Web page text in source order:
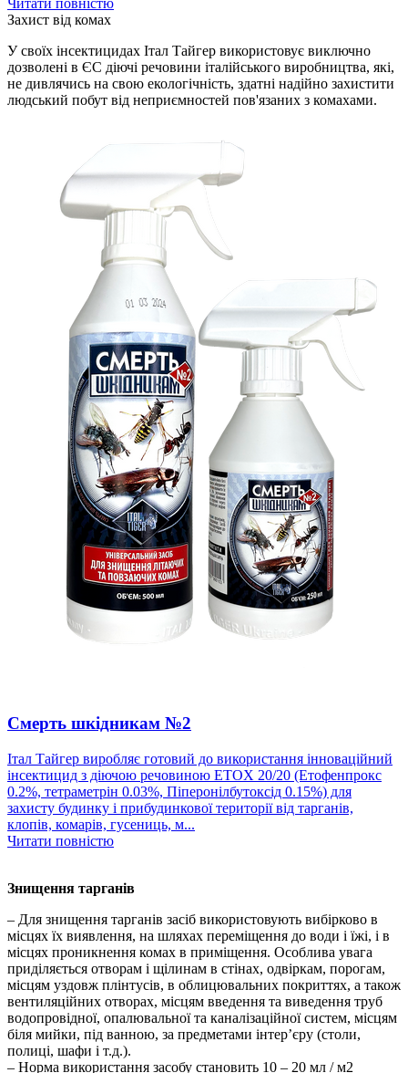
Захист від комах
У своїх інсектицидах Італ Тайгер використовує виключно
дозволені в ЄС діючі речовини італійського виробництва, які,
не дивлячись на свою екологічність, здатні надійно захистити
людський побут від неприємностей пов'язаних з комахами.
Смерть шкідникам №2
Італ Тайгер виробляє готовий до використання інноваційний
інсектицид з діючою речовиною ETOX 20/20 (Етофенпрокс
0.2%, тетраметрін 0.03%, Піперонілбутоксід 0.15%) для
захисту будинку і прибудинкової території від тарганів,
клопів, комарів, гусениць, м...
Читати повністю
Знищення тарганів
– Для знищення тарганів засіб використовують вибірково в
місцях їх виявлення, на шляхах переміщення до води і їжі, і в
місцях проникнення комах в приміщення. Особлива увага
приділяється отворам і щілинам в стінах, одвіркам, порогам,
місцям уздовж плінтусів, в облицювальних покриттях, а також
вентиляційних отворах, місцям введення та виведення труб
водопровідної, опалювальної та каналізаційної систем, місцям
біля мийки, під ванною, за предметами інтер’єру (столи,
полиці, шафи і т.д.).
– Норма використання засобу становить 10 – 20 мл / м2